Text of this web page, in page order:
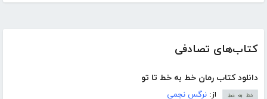
کتاب‌های تصادفی
دانلود کتاب رمان خط به خط تا تو
از: نرگس نجمی